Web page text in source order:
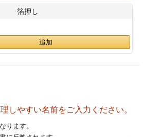
箔押し
しやすい名前をご入力ください。
ります。